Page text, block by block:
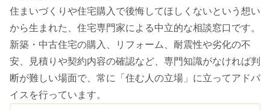
住まいづくりや住宅購入で後悔してほしくないという想い
から生まれた、住宅専門家による中立的な相談窓口です。
新築・中古住宅の購入、リフォーム、耐震性や劣化の不
安、見積りや契約内容の確認など、専門知識がなければ判
断が難しい場面で、常に「住む人の立場」に立ってアドバ
イスを行っています。